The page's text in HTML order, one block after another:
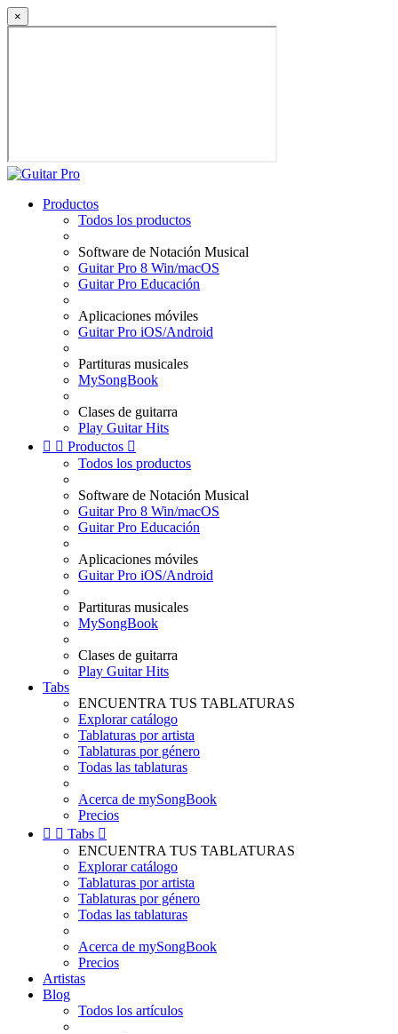
×
Productos
Todos los productos
Software de Notación Musical
Guitar Pro 8 Win/macOS
Guitar Pro Educación
Aplicaciones móviles
Guitar Pro iOS/Android
Partituras musicales
MySongBook
Clases de guitarra
Play Guitar Hits
  Productos 
Todos los productos
Software de Notación Musical
Guitar Pro 8 Win/macOS
Guitar Pro Educación
Aplicaciones móviles
Guitar Pro iOS/Android
Partituras musicales
MySongBook
Clases de guitarra
Play Guitar Hits
Tabs
ENCUENTRA TUS TABLATURAS
Explorar catálogo
Tablaturas por artista
Tablaturas por género
Todas las tablaturas
Acerca de mySongBook
Precios
  Tabs 
ENCUENTRA TUS TABLATURAS
Explorar catálogo
Tablaturas por artista
Tablaturas por género
Todas las tablaturas
Acerca de mySongBook
Precios
Artistas
Blog
Todos los artículos